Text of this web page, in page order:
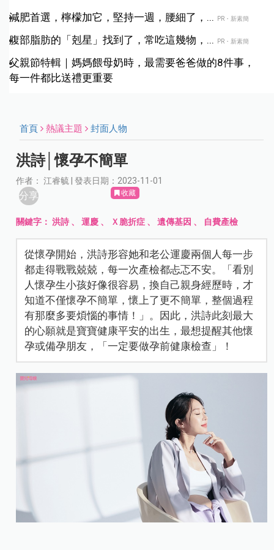
減肥首選，檸檬加它，堅持一週，腰細了，...
PR・新素簡
腹部脂肪的「剋星」找到了，常吃這幾物，... PR・新素簡
父親節特輯｜媽媽餵母奶時，最需要爸爸做的8件事，
每一件都比送禮更重要
首頁 熱議主題 封面人物
洪詩│懷孕不簡單
作者： 江睿毓 | 發表日期：2023-11-01
分享 收藏
關鍵字：洪詩 、運慶 、 Ｘ脆折症 、遺傳基因 、 自費產檢
從懷孕開始，洪詩形容她和老公運慶兩個人每一步
都走得戰戰兢兢，每一次產檢都忐忑不安。「看別
人懷孕生小孩好像很容易，換自己親身經歷時，才
知道不僅懷孕不簡單，懷上了更不簡單，整個過程
有那麼多要煩惱的事情！」。因此，洪詩此刻最大
的心願就是寶寶健康平安的出生，最想提醒其他懷
孕或備孕朋友，「一定要做孕前健康檢查」！